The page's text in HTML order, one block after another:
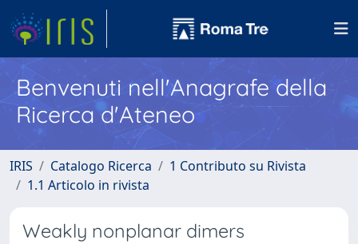
Benvenuti nell'Anagrafe della
Ricerca d'Ateneo
IRIS Catalogo Ricerca
1 Contributo su Rivista
1.1 Articolo in rivista
Weakly nonplanar dimers